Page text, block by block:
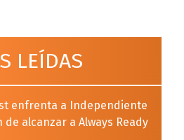
LEÍDAS
enfrenta a Independiente
de alcanzar a Always Ready